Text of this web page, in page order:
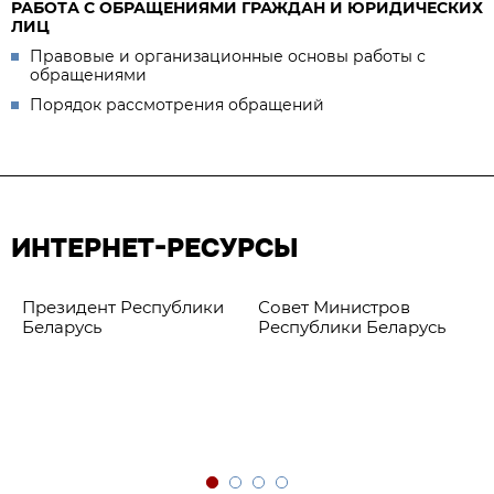
РАБОТА С ОБРАЩЕНИЯМИ ГРАЖДАН И ЮРИДИЧЕСКИХ
ЛИЦ
Правовые и организационные основы работы с
обращениями
Порядок рассмотрения обращений
ИНТЕРНЕТ-РЕСУРСЫ
Президент Республики
Беларусь
Совет Министров
Республики Беларусь